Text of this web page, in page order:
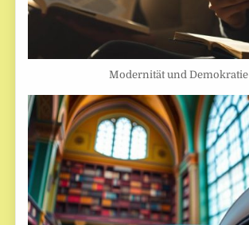
Modernität und Demokratie